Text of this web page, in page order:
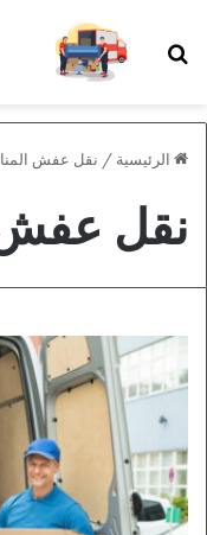
بحث عن
الرئيسية / نقل عفش
نقل عفش